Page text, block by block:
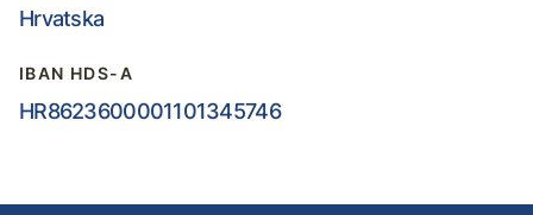
Hrvatska
IBAN HDS-A
HR8623600001101345746